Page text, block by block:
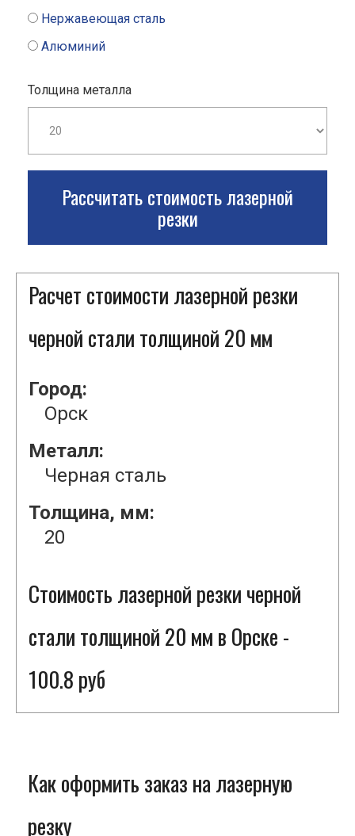
Нержавеющая сталь
Алюминий
Толщина металла
Рассчитать стоимость лазерной
резки
Расчет стоимости лазерной резки
черной стали толщиной 20 мм
Город:
Орск
Металл:
Черная сталь
Толщина, мм:
20
Стоимость лазерной резки черной
стали толщиной 20 мм в Орске -
100.8 руб
Как оформить заказ на лазерную
резку